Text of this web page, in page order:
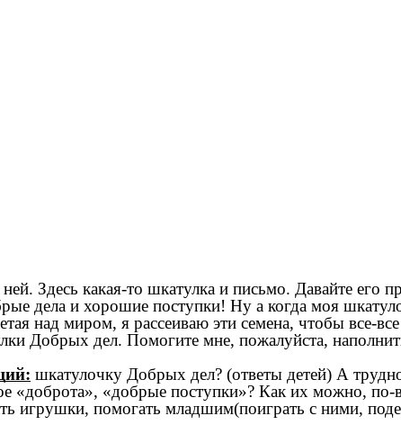
Здесь какая-то шкатулка и письмо. Давайте его
дела и хорошие поступки! Ну а когда моя
над миром, я рассеиваю эти семена, чтобы все-
Добрых дел. Помогите мне, пожалуйста,
шкатулочку Добрых дел? (ответы детей) А
«доброта», «добрые поступки»? Как их можно,
игрушки, помогать младшим(поиграть с ними,